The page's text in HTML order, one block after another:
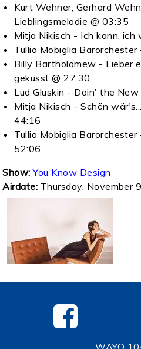
Kurt Wehner, Gerhard
Lieblingsmelodie @ 03:35
Mitja Nikisch - Ich kann, ich
Tullio Mobiglia
Billy Bartholomew - Lieber
gekusst @ 27:30
Lud Gluskin - Doin' the
Mitja Nikisch - Schön
44:16
Tullio Mobiglia
52:06
Show:You Know Design
Airdate: Thursday, November
WAYO